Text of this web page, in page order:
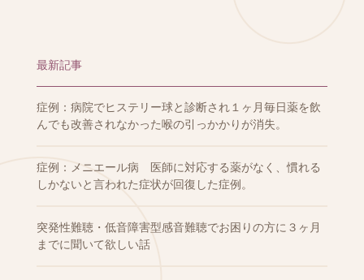
最新記事
症例：病院でヒステリー球と診断され１ヶ月毎日薬を飲
んでも改善されなかった喉の引っかかりが消失。
症例：メニエール病 医師に対応する薬がなく、慣れる
しかないと言われた症状が回復した症例。
突発性難聴・低音障害型感音難聴でお困りの方に３ヶ月
までに聞いて欲しい話